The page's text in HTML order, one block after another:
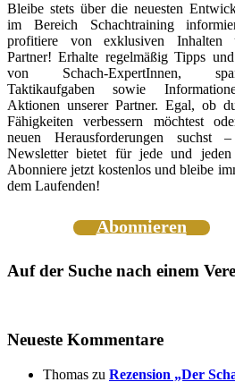
Bleibe stets über die neuesten
im Bereich Schachtraining
profitiere von exklusiven Inhalten
Partner! Erhalte regelmäßig Tipps
von Schach-ExpertInnen,
Taktikaufgaben sowie
Aktionen unserer Partner. Egal, ob
Fähigkeiten verbessern möchtest
neuen Herausforderungen suchst
Newsletter bietet für jede und jeden
Abonniere jetzt kostenlos und bleibe
dem Laufenden!
Abonnieren
Auf der Suche nach einem
Neueste Kommentare
Thomas zu Rezension „Der